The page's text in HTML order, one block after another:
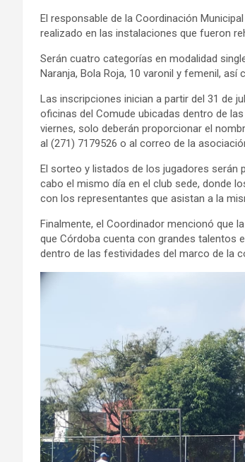
El responsable de la Coordinación
realizado en las instalaciones que fueron
Serán cuatro categorías en modalidad
Naranja, Bola Roja, 10 varonil y femenil, así
Las inscripciones inician a partir del 31 de
oficinas del Comude ubicadas dentro de
viernes, solo deberán proporcionar el
al (271) 7179526 o al correo de la
El sorteo y listados de los jugadores serán
cabo el mismo día en el club sede, donde
con los representantes que asistan a la
Finalmente, el Coordinador mencionó que
que Córdoba cuenta con grandes talentos
dentro de las festividades del marco de la